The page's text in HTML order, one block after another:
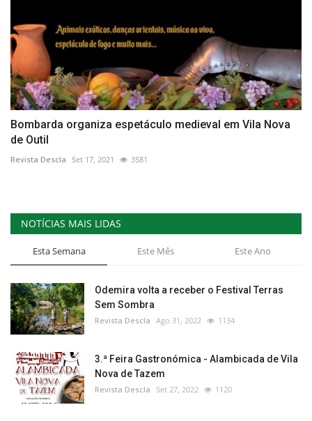
Bombarda organiza espetáculo medieval em Vila Nova
de Outil
Revista Descla Set 17, 2021 3581
NOTÍCIAS MAIS LIDAS
Esta Semana Este Mês Este Ano
Odemira volta a receber o Festival Terras
Sem Sombra
Revista Descla Ago 31, 2022 1134
3.ª Feira Gastronómica - Alambicada de Vila
Nova de Tazem
Revista Descla Set 27, 2022 1120